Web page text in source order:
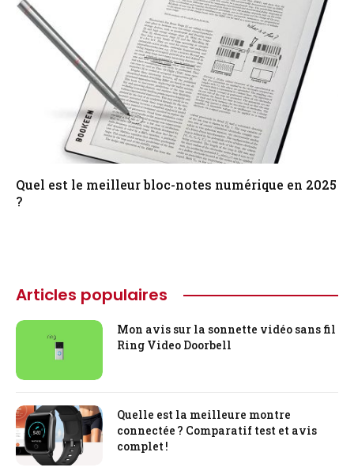
Quel est le meilleur bloc-notes numérique en 2025
?
Articles populaires
Mon avis sur la sonnette vidéo sans fil
Ring Video Doorbell
Quelle est la meilleure montre
connectée ? Comparatif test et avis
complet !